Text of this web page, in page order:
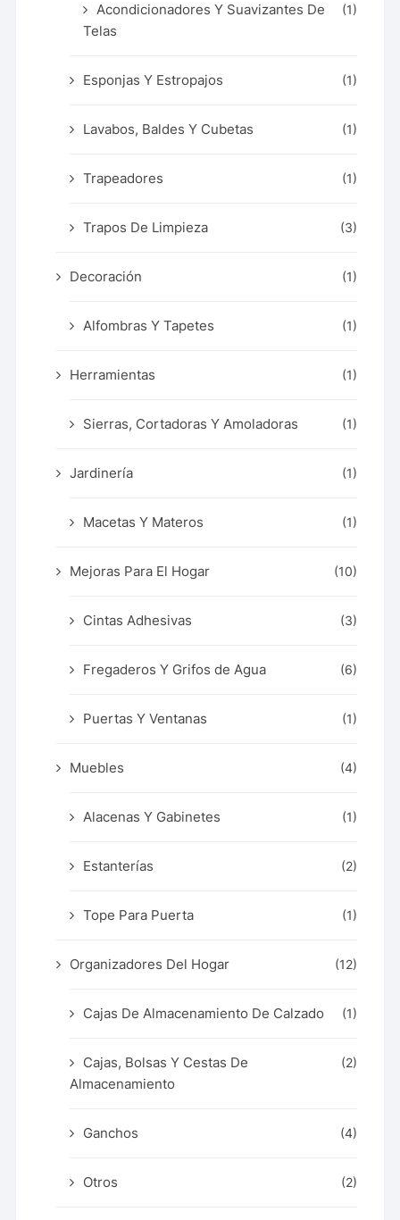
Acondicionadores Y Suavizantes De
Telas
(1)
Esponjas Y Estropajos (1)
Lavabos, Baldes Y Cubetas (1)
Trapeadores (1)
Trapos De Limpieza (3)
Decoración (1)
Alfombras Y Tapetes (1)
Herramientas (1)
Sierras, Cortadoras Y Amoladoras (1)
Jardinería (1)
Macetas Y Materos (1)
Mejoras Para El Hogar (10)
Cintas Adhesivas (3)
Fregaderos Y Grifos de Agua (6)
Puertas Y Ventanas (1)
Muebles (4)
Alacenas Y Gabinetes (1)
Estanterías (2)
Tope Para Puerta (1)
Organizadores Del Hogar (12)
Cajas De Almacenamiento De Calzado (1)
Cajas, Bolsas Y Cestas De
Almacenamiento
(2)
Ganchos (4)
Otros (2)